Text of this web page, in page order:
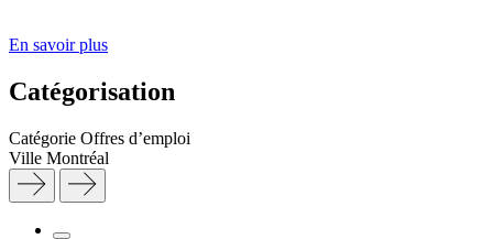
En savoir plus
Catégorisation
Catégorie Offres d’emploi
Ville Montréal